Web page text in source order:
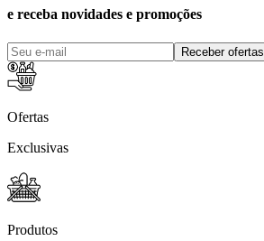
e receba novidades e promoções
Receber ofertas
Ofertas
Exclusivas
Produtos